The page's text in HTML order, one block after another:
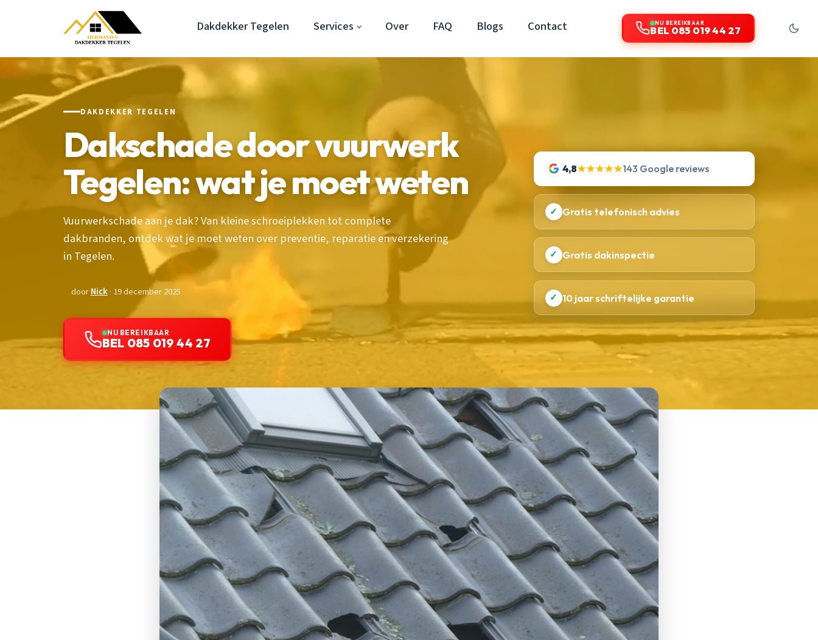
Dakdekker Tegelen Services Over FAQ Blogs Contact NU BEREIKBAAR
BEL 085 019 44 27
DAKDEKKER TEGELEN
Dakschade door vuurwerk
Tegelen: wat je moet weten
Vuurwerkschade aan je dak? Van kleine schroeiplekken tot complete
dakbranden, ontdek wat je moet weten over preventie, reparatie en verzekering
in Tegelen.
doorNick· 19 december 2025
NU BEREIKBAAR
BEL 085 019 44 27
4,8★★★★★143 Google reviews
✓ Gratis telefonisch advies
✓ Gratis dakinspectie
✓ 10 jaar schriftelijke garantie